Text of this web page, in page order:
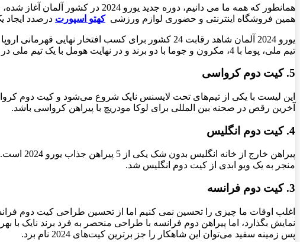
همانطور که همه ما می دانیم،
همین فروشگاه اینترنتی و حضوری لوازم ورزشیکهتو اسپورت درصدد
تیم ملی، پوما با 4، مکرون و جوما با دو برند و در نهایت هومل با یک تیم ملی در رتبه های بعدی قرار دارند. با بیش از 50 کیت برای انتخاب، ما به دنبال انتخاب 5 طرح برتر
5. کیت دوم کرواسی
این لیست با یکی از تیم‌های تحت لایسنس نایک شروع می‌شود و کیت دوم
آخرین رقص در صحنه بین المللی برای لوکا مودریچ با پیراهن کرواسی باشد.
4. کیت دوم انگلیس
منجر به یک ویو ابدی از کیت دوم انگلیس شد.
3. کیت دوم فرانسه
نمایش بگذارد، اما پیراهن دوم فرانسه با طراحی منحصر به فرد برند
پس زمینه سفید می‌توان این شاهکار را جز برترین کیت‌های 2024 نام برد.